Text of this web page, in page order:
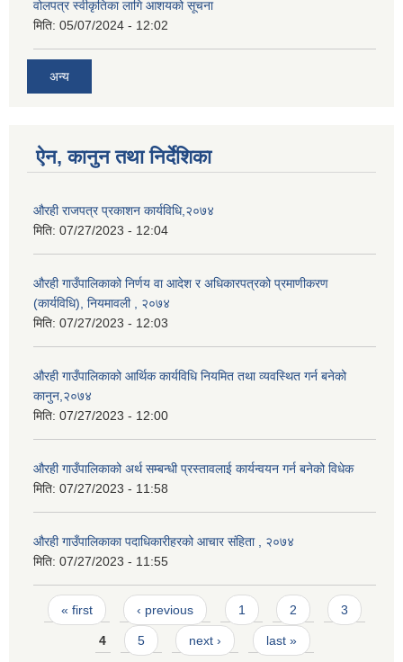
वोलपत्र स्वीकृतिका लागि आशयको सूचना
मिति: 05/07/2024 - 12:02
अन्य
ऐन, कानुन तथा निर्देशिका
औरही राजपत्र प्रकाशन कार्यविधि,२०७४
मिति: 07/27/2023 - 12:04
औरही गाउँपालिकाको निर्णय वा आदेश र अधिकारपत्रको प्रमाणीकरण
(कार्यविधि), नियमावली , २०७४
मिति: 07/27/2023 - 12:03
औरही गाउँपालिकाको आर्थिक कार्यविधि नियमित तथा व्यवस्थित गर्न बनेको
कानुन,२०७४
मिति: 07/27/2023 - 12:00
औरही गाउँपालिकाको अर्थ सम्बन्धी प्रस्तावलाई कार्यन्वयन गर्न बनेको विधेक
मिति: 07/27/2023 - 11:58
औरही गाउँपालिकाका पदाधिकारीहरको आचार संहिता , २०७४
मिति: 07/27/2023 - 11:55
Pages
« first ‹ previous 1 2 3
4 5 next › last »